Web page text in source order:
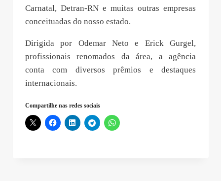
Carnatal, Detran-RN e muitas outras empresas
conceituadas do nosso estado.
Dirigida por Odemar Neto e Erick Gurgel,
profissionais renomados da área, a agência
conta com diversos prêmios e destaques
internacionais.
Compartilhe nas redes sociais